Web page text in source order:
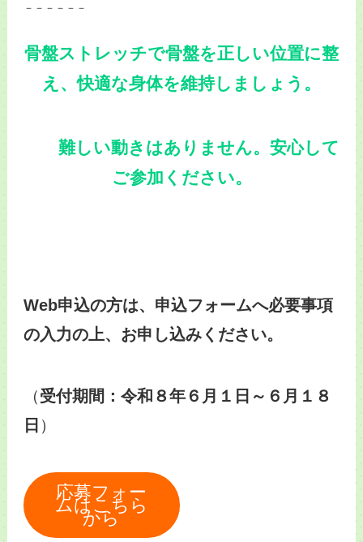
－－－－－－
骨盤ストレッチで骨盤を正しい位置に整
え、快適な身体を維持しましょう。
難しい動きはありません。安心して
ご参加ください。
Web申込の方は、申込フォームへ必要事項
の入力の上、お申し込みください。
（受付期間：令和８年６月１日～６月１８
日 ）
応募フォー
ムはこちら
から